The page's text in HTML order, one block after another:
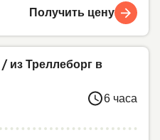
Получить цену
/ из Треллеборг в
6 часа